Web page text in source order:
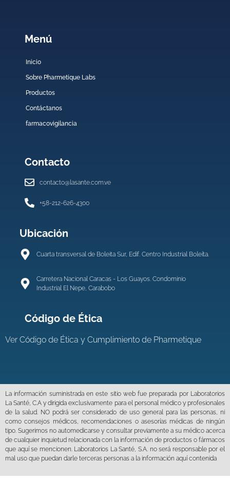
Menú
Inicio
Sobre Pharmetique Labs
Productos
Contáctanos
farmacovigilancia
Contacto
contacto@lasante.com.ve
+58-212-626-4300
Ubicación
Cuarta transversal de Boleita Sur, Edif. Centro Industrial Boleíta.
Carretera Nacional Caracas - Los Guayos. Condominio
Industrial El Nepe, Carabobo
Código de Ética
VerCódigo de Ética y Cumplimiento de Pharmetique
La información suministrada en este sitio web fue preparada por Laboratorios
La Santé, C.A y dirigida exclusivamente para el personal médico y profesionales
de la salud. NO podrá ser considerado de uso general para las personas, ni
como consejos médicos, recomendaciones o asesorías médicas de ningún
tipo. Sugerimos no automedicarse y consultar previamente a su médico acerca
de cualquier inquietud relacionada con la información de productos o fármacos
que aquí se mencionen. Laboratorios La Santé, S.A. no será responsable por el
mal uso que puedan darle terceras personas a la información aquí contenida